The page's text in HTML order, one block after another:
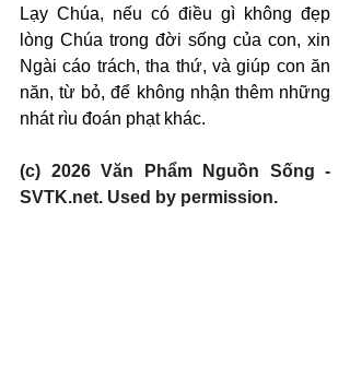
Lạy Chúa, nếu có điều gì không đẹp
lòng Chúa trong đời sống của con, xin
Ngài cáo trách, tha thứ, và giúp con ăn
năn, từ bỏ, để không nhận thêm những
nhát rìu đoán phạt khác.
(c) 2026 Văn Phẩm Nguồn Sống -
SVTK.net. Used by permission.